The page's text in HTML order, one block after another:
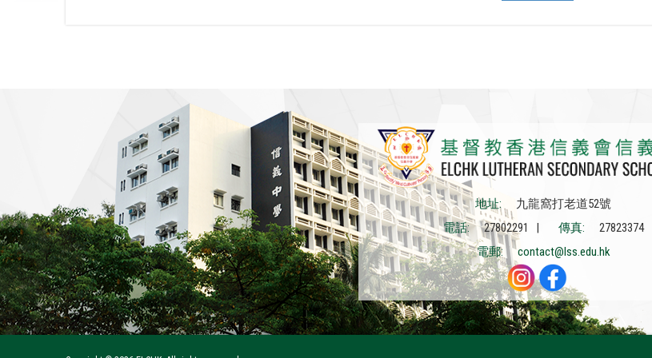
地址:
九龍窩打老道52號
電話:
27802291 | 傳真:
27823374
電郵:
contact@lss.edu.hk